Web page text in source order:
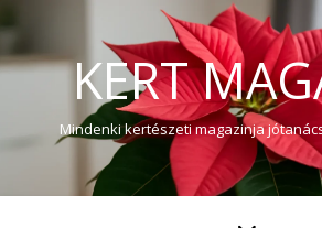
KERT
Mindenki kertészeti magazinja